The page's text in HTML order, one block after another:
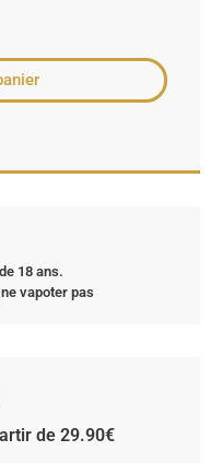
18 ans.
vapoter pas
de 29.90€